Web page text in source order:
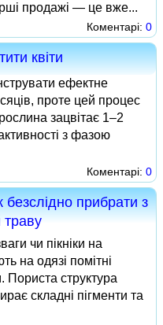
продажі — це вже...
Коментарі: 0
квіти
ефектне
проте цей процес
зацвітає 1–2
з фазою
Коментарі: 0
прибрати з
траву
чи пікніки на
на одязі помітні
Пориста структура
складні пігменти та